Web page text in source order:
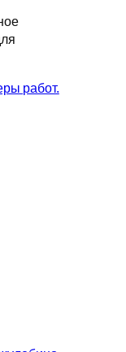
работ.